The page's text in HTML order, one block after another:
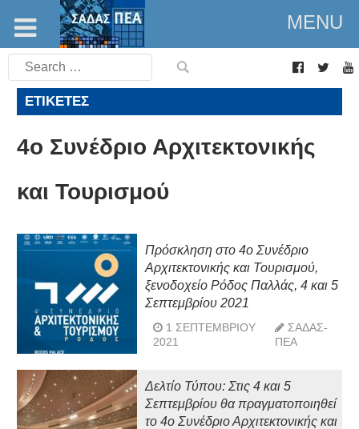
MENU
Search
for:
ΕΤΙΚΈΤΕΣ
4ο Συνέδριο Αρχιτεκτονικής
και Τουρισμού
Πρόσκληση στο 4ο Συνέδριο
Αρχιτεκτονικής και Τουρισμού,
ξενοδοχείο Ρόδος Παλλάς, 4 και 5
Σεπτεμβρίου 2021
1 ΣΕΠΤΕΜΒΡΊΟΥ
2021
ΣΑΔΑΣ-
ΠΕΑ
Δελτίο Τύπου: Στις 4 και 5
Σεπτεμβρίου θα πραγματοποιηθεί
το 4ο Συνέδριο Αρχιτεκτονικής και